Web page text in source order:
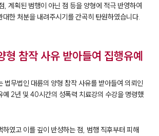
, 계획된 범행이 아닌 점 등을 양형에 적극 반영하여
대한 처분을 내려주시기를 간곡히 탄원하였습니다.
형 참작 사유 받아들여 집행유예
법무법인 대륜의 양형 참작 사유를 받아들여 의뢰인
예 2년 및 40시간의 성폭력 치료강의 수강을 명령했
하였고 이를 깊이 반성하는 점, 범행 직후부터 피해